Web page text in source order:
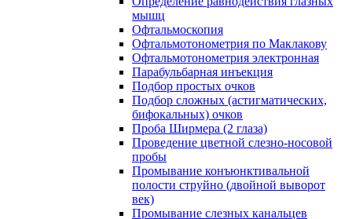
мышц
Офтальмоскопия
Офтальмотонометрия по Маклакову
Офтальмотонометрия электронная
Парабульбарная инъекция
Подбор простых очков
Подбор сложных (астигматических,
бифокальных) очков
Проба Ширмера (2 глаза)
Проведение цветной слезно-носовой
пробы
Промывание конъюнктивальной
полости струйно (двойной выворот
век)
Промывание слезных канальцев